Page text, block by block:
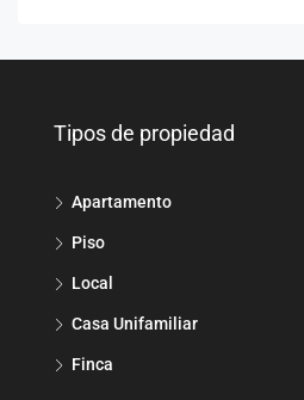
Tipos de propiedad
Apartamento
Piso
Local
Casa Unifamiliar
Finca